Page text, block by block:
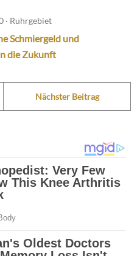
· Ruhrgebiet
Schmiergeld und
die Zukunft
Nächster Beitrag